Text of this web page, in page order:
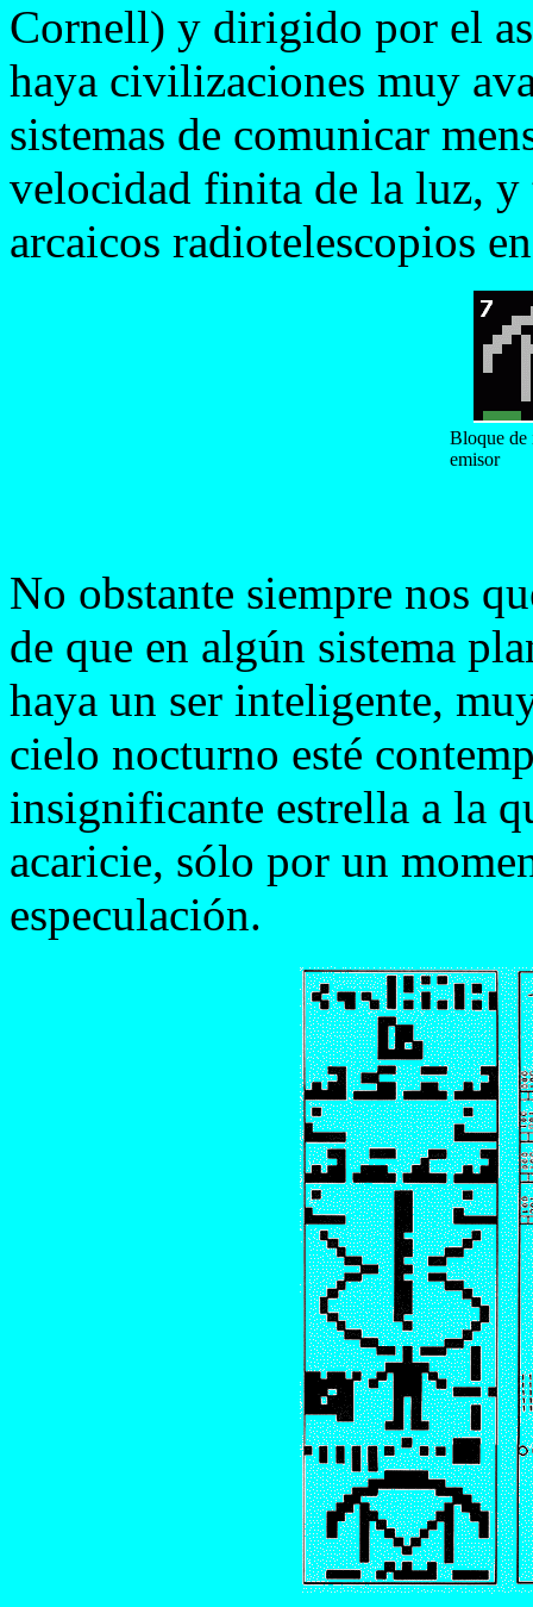
Cornell) y dirigido por el
haya civilizaciones muy
sistemas de comunicar
velocidad finita de la luz, y
arcaicos radiotelescopios
Bloque de
emisor
No obstante siempre nos
de que en algún sistema
haya un ser inteligente,
cielo nocturno esté
insignificante estrella a la
acaricie, sólo por un
especulación.